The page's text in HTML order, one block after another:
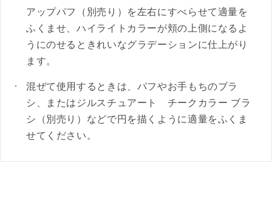
パラベンフリー。
●クリスタルフローラルブーケの香り。
【カラー】
大輪のダリアのように魅力的なレッドベー
ジュ
アップパフ（別売り）を左右にすべらせて適量を
ふくませ、ハイライトカラーが頬の上側になるよ
うにのせるときれいなグラデーションに仕上がり
ます。
混ぜて使用するときは、パフやお手もちのブラ
シ、またはジルスチュアート チークカラー ブラ
シ（別売り）などで円を描くように適量をふくま
せてください。